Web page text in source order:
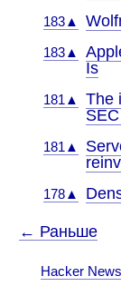
183▲
183▲
Is
181▲
The
181▲
178▲
← Раньше
Hacker News